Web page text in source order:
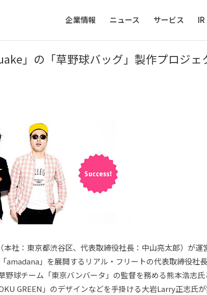
企業情報 ニュース サービス IR
」の「草野球バッグ」製作プロジェ
社：東京都渋谷区、代表取締役社長：中山亮太郎）が運
」を展開するリアル・フリートの代表取締役社
球チーム「東京バンバータ」の監督を務める熊本浩志
GREEN」のデザインなどを手掛ける大岩Larry正志氏